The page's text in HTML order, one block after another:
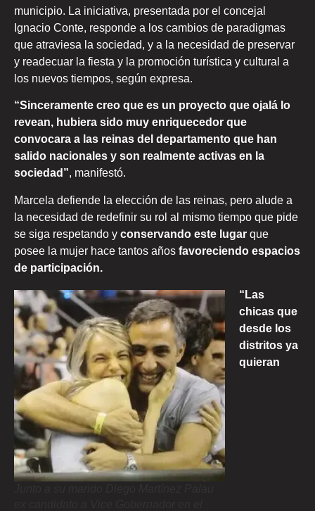
municipio. La iniciativa, presentada por el concejal
Ignacio Conte, responde a los cambios de paradigmas
que atraviesa la sociedad, y a la necesidad de preservar
y readecuar la fiesta y la promoción turística y cultural a
los nuevos tiempos, según expresa.
“Sinceramente creo que es un proyecto que ojalá lo
revean, hubiera sido muy enriquecedor que
convocara a las reinas del departamento que han
salido nacionales y son realmente activas en la
sociedad”, manifestó.
Marcela defiende la elección de las reinas, pero alude a
la necesidad de redefinir su rol al mismo tiempo que pide
se siga respetando y conservando este lugar que
posee la mujer hace tantos años favoreciendo espacios
de participación.
“Las
chicas que
desde los
distritos ya
quieran